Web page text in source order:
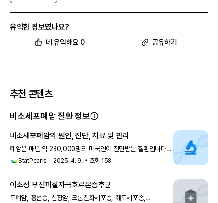
유익한 정보였나요?
네 유익해요 0 공유하기
추천 콘텐츠
비소세포폐암 질환 정보
비소세포폐암의 원인, 진단, 치료 및 관리
폐암은 매년 약 230,000명의 미국인이 진단받는 질환입니다.
사망자는 연간 약 135,000명으로 추정됩니다. 폐암으로 인한
StatPearls 2025. 4. 9. 조회 158
이소성 부신피질자극호르몬증후군
포폐암, 흉선종, 신장암, 크롬친화세포종, 췌도세포종,